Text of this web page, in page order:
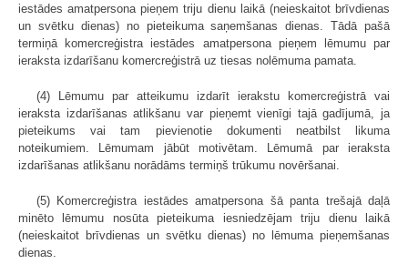
iestādes amatpersona pieņem triju dienu laikā (neieskaitot brīvdienas
un svētku dienas) no pieteikuma saņemšanas dienas. Tādā pašā
termiņā komercreģistra iestādes amatpersona pieņem lēmumu par
ieraksta izdarīšanu komercreģistrā uz tiesas nolēmuma pamata.
(4) Lēmumu par atteikumu izdarīt ierakstu komercreģistrā vai
ieraksta izdarīšanas atlikšanu var pieņemt vienīgi tajā gadījumā, ja
pieteikums vai tam pievienotie dokumenti neatbilst likuma
noteikumiem. Lēmumam jābūt motivētam. Lēmumā par ieraksta
izdarīšanas atlikšanu norādāms termiņš trūkumu novēršanai.
(5) Komercreģistra iestādes amatpersona šā panta trešajā daļā
minēto lēmumu nosūta pieteikuma iesniedzējam triju dienu laikā
(neieskaitot brīvdienas un svētku dienas) no lēmuma pieņemšanas
dienas.